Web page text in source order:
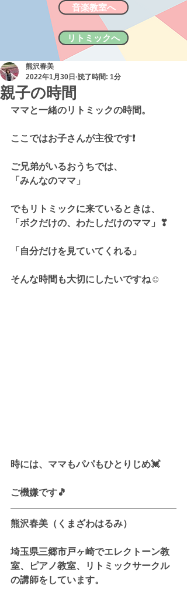
音楽教室へ
リトミックへ
親子の時間
熊沢春美
2022年1月30日 読了時間: 1分
ママと一緒のリトミックの時間。
ここではお子さんが主役です❗
ご兄弟がいるおうちでは、
「みんなのママ」
でもリトミックに来ているときは、
「ボクだけの、わたしだけのママ」❣
「自分だけを見ていてくれる」
そんな時間も大切にしたいですね☺️
時には、ママもパパもひとりじめ💓
ご機嫌です🎵
熊沢春美（くまざわはるみ）
埼玉県三郷市戸ヶ崎でエレクトーン教
室、ピアノ教室、リトミックサークル
の講師をしています。